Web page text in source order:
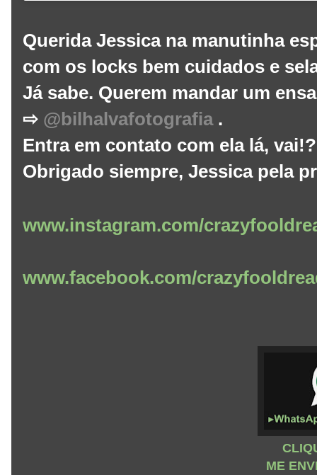
Querida Jessica na manutinha
com os locks bem cuidados e
Já sabe. Querem mandar um
⇨ @bilhalvafotografia.
Entra em contato com ela lá,
Obrigado siempre, Jessica pela
www.instagram.com/
www.facebook.com/
ME